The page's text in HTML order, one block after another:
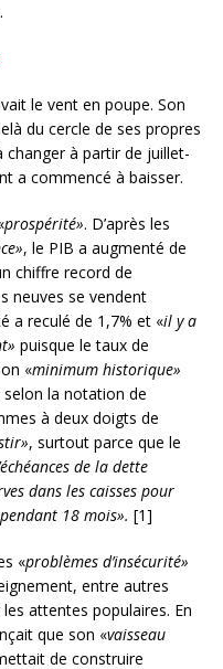
le vent en poupe. Son
du cercle de ses propres
à partir de juillet-
a commencé à baisser.
prospérité». D’après les
, le PIB a augmenté de
chiffre record de
neuves se vendent
a reculé de 1,7% et «il y a
puisque le taux de
«minimum historique»
selon la notation de
à deux doigts de
, surtout parce que le
de la dette
dans les caisses pour
18 mois». [1]
«problèmes d’insécurité»
entre autres
attentes populaires. En
que son «vaisseau
de construire